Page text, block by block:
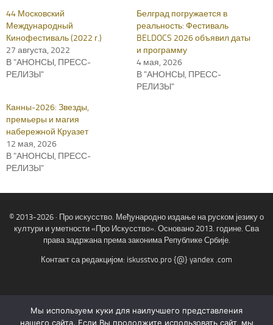
44 Московский
Международный
Кинофестиваль (2022 г.)
27 августа, 2022
В "АНОНСЫ, ПРЕСС-
РЕЛИЗЫ"
Белград погружается в
реальность: Фестиваль
BELDOCS 2026 объявил даты
и программу
4 мая, 2026
В "АНОНСЫ, ПРЕСС-
РЕЛИЗЫ"
Канны-2026: Звезды,
премьеры и магия
набережной Круазет
12 мая, 2026
В "АНОНСЫ, ПРЕСС-
РЕЛИЗЫ"
© 2013-2026 · Про искусство. Међународно издање на руском језику о
култури и уметности «Про Искусство». Основано 2013. године. Сва
права задржана према законима Републике Србије.
Контакт са редакцијом: iskusstvo.pro {@} yandex .com
x-
Мы используем куки для наилучшего представления
нашего сайта. Если Вы продолжите использовать сайт, мы